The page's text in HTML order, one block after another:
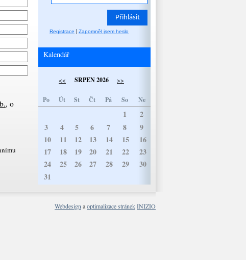
, o
Registrace | Zapomněl jsem heslo
Kalendář
<< SRPEN 2026 >>
Po Út St Čt Pá So Ne
1
2
3
4 5 6 7 8
9
10
11 12 13 14 15
16
17
18 19 20 21 22
23
24
25 26 27 28 29
30
31
Webdesign aoptimalizace stránekINIZIO